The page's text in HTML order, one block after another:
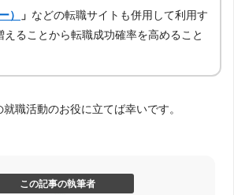
） 」 などの転職サイトも併用して利用す
えることから転職成功確率を高めること
職活動のお役に立てば幸いです。
この記事の執筆者